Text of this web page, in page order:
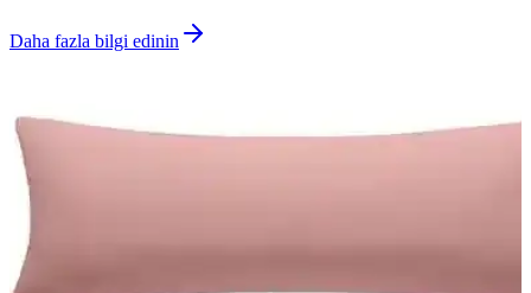
Daha fazla bilgi edinin